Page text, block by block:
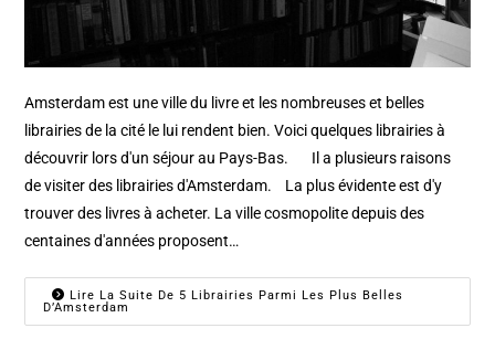
Amsterdam est une ville du livre et les nombreuses et belles
librairies de la cité le lui rendent bien. Voici quelques librairies à
découvrir lors d'un séjour au Pays-Bas. Il a plusieurs raisons
de visiter des librairies d'Amsterdam. La plus évidente est d'y
trouver des livres à acheter. La ville cosmopolite depuis des
centaines d'années proposent…
Lire La Suite De 5 Librairies Parmi Les Plus Belles
D’Amsterdam